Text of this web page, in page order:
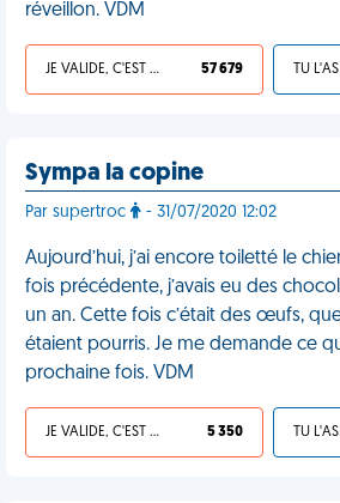
réveillon. VDM
JE VALIDE, C'EST UNE VDM 57 679
Sympa la copine
Par supertroc - 31/07/2020 12:02
Aujourd’hui, j’ai encore toiletté le
fois précédente, j’avais eu des
un an. Cette fois c’était des œufs, que
étaient pourris. Je me demande ce
prochaine fois. VDM
JE VALIDE, C'EST UNE VDM 5 350